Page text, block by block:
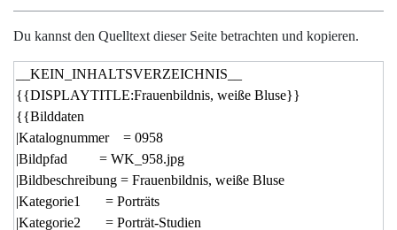
Du kannst den Quelltext dieser Seite betrachten und kopieren.